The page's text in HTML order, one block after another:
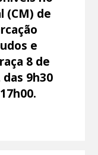
(CM) de
e
8 de
9h30